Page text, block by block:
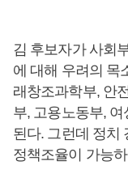
김 후보자가 사회
에 대해 우려의 목
래창조과학부, 안
부, 고용노동부,
된다. 그런데 정치
정책조율이 가능